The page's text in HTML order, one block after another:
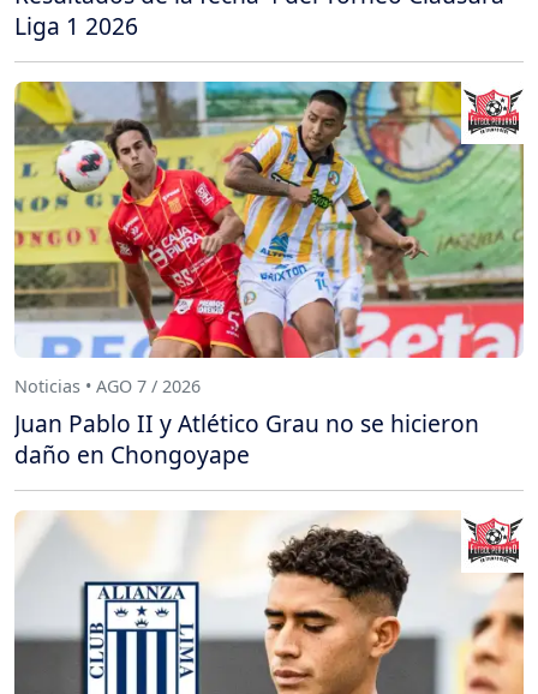
Liga 1 2026
Noticias • AGO 7 / 2026
Juan Pablo II y Atlético Grau no se hicieron
daño en Chongoyape